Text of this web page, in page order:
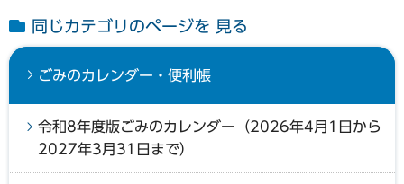
同じカテゴリのページを 見る
ごみのカレンダー・便利帳
令和8年度版ごみのカレンダー（2026年4月1日から
2027年3月31日まで）